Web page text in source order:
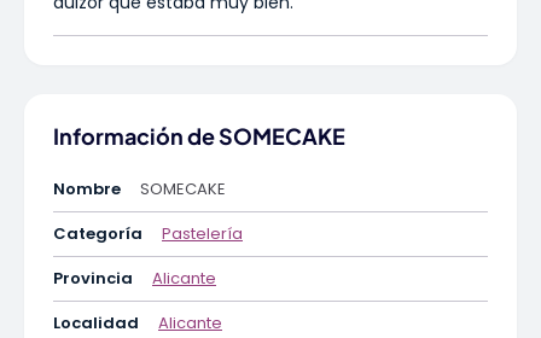
Información de SOMECAKE
Nombre
SOMECAKE
Categoría
Pastelería
Provincia
Alicante
Localidad
Alicante